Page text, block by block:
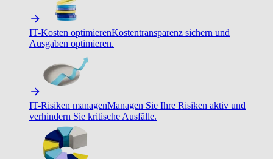
IT-Kosten optimierenKostentransparenz sichern und
Ausgaben optimieren.
IT-Risiken managenManagen Sie Ihre Risiken aktiv und
verhindern Sie kritische Ausfälle.